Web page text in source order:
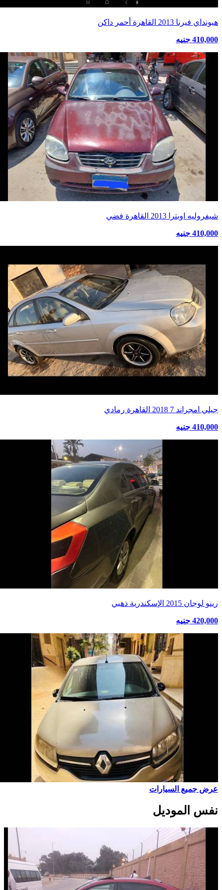
هيونداي فيرنا 2013 القاهرة أحمر داكن
410,000 جنيه
شيفروليه اوبترا 2013 القاهرة فضي
410,000 جنيه
جيلي امجراند 7 2018 القاهرة رمادي
410,000 جنيه
رينو لوجان 2015 الإسكندرية ذهبي
420,000 جنيه
عرض جميع السيارات
نفس الموديل